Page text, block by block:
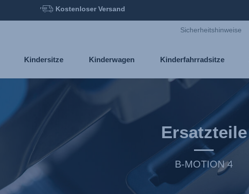
Kostenloser Versand
Sicherheitshinweise
Kindersitze Kinderwagen Kinderfahrradsitze
Ersatzteile
B-MOTION 4